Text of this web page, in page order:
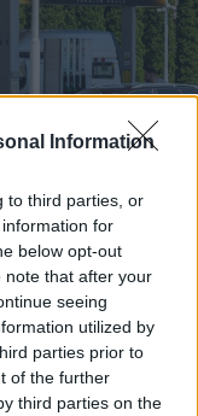
Information
to third parties, or
for
below opt-out
note that after your
seeing
utilized by
parties prior to
of the further
third parties on the